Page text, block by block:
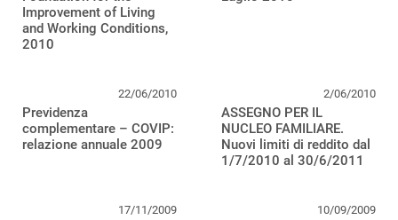
Improvement of Living
and Working Conditions,
2010
22/06/2010
Previdenza
complementare – COVIP:
relazione annuale 2009
2/06/2010
ASSEGNO PER IL
NUCLEO FAMILIARE.
Nuovi limiti di reddito dal
1/7/2010 al 30/6/2011
17/11/2009 10/09/2009